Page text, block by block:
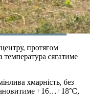
протягом
температура сягатиме
хмарність, без
+16…+18°C,